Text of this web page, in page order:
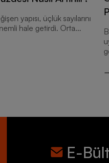
yapısı, üçlük sayılarını
hale getirdi. Orta...
E-